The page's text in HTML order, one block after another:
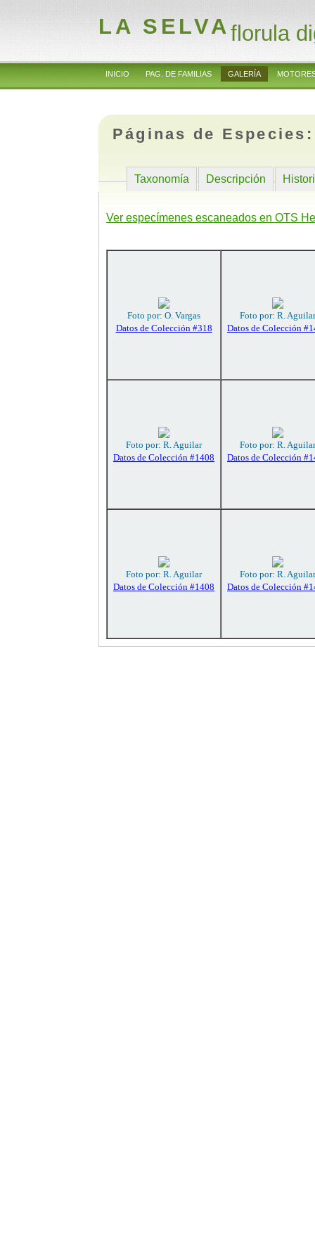
LA SELVAflorula
INICIO PAG. DE FAMILIAS GALERÍA
Páginas de
Taxonomía Descripción
Ver especímenes escaneados en OTS
Foto por: O. Vargas
Datos de Colección #318
Foto por: R. Aguilar
Datos de Colección
Foto por: R. Aguilar
Datos de Colección #1408
Foto por: R. Aguilar
Datos de Colección
Foto por: R. Aguilar
Datos de Colección #1408
Foto por: R. Aguilar
Datos de Colección